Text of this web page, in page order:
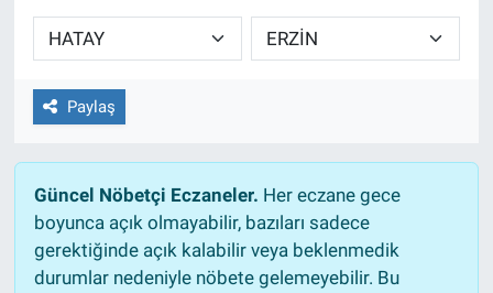
Paylaş
Güncel Nöbetçi Eczaneler. Her eczane gece
boyunca açık olmayabilir, bazıları sadece
gerektiğinde açık kalabilir veya beklenmedik
durumlar nedeniyle nöbete gelemeyebilir. Bu
Sağlıklı Yaşam
Siyaset
Yaşam